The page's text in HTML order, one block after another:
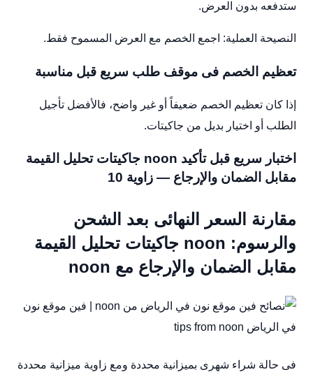
ستدفعه بدون العرض.
النصيحة العملية: اجمع الخصم مع العرض المسموح فقط.
تعظيم الخصم فى موقف طلب سريع قبل مناسبة
إذا كان تعظيم الخصم ضعيفاً أو غير واضح، فالأفضل تأجيل
الطلب أو اختيار بديل من جاكيتات.
اختبار سريع قبل تأكيد noon جاكيتات تحليل القيمة
مقابل الضمان والإرجاع — زاوية 10
مقارنة السعر النهائى بعد الشحن
والرسوم: noon جاكيتات تحليل القيمة
مقابل الضمان والإرجاع مع noon
فى حالة شراء شهرى بميزانية محددة ومع زاوية ميزانية محددة